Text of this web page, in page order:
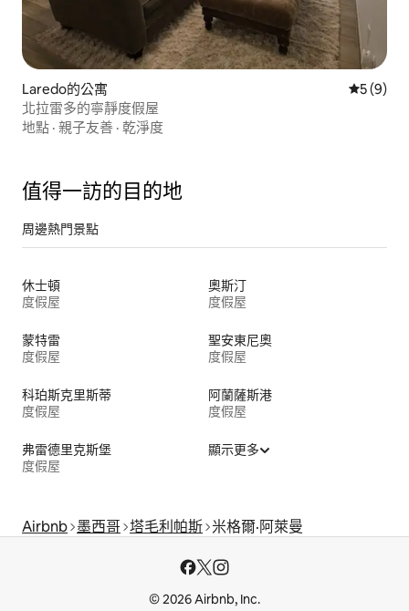
Laredo的公寓 從 9 則評
5 (9)
北拉雷多的寧靜度假屋
地點 · 親子友善 · 乾淨度
值得一訪的目的地
周邊熱門景點
休士頓
度假屋
奧斯汀
度假屋
蒙特雷
度假屋
聖安東尼奧
度假屋
科珀斯克里斯蒂
度假屋
阿蘭薩斯港
度假屋
弗雷德里克斯堡
度假屋
顯示更多
Airbnb 墨西哥 塔毛利帕斯 米格爾·阿萊曼
© 2026 Airbnb, Inc.